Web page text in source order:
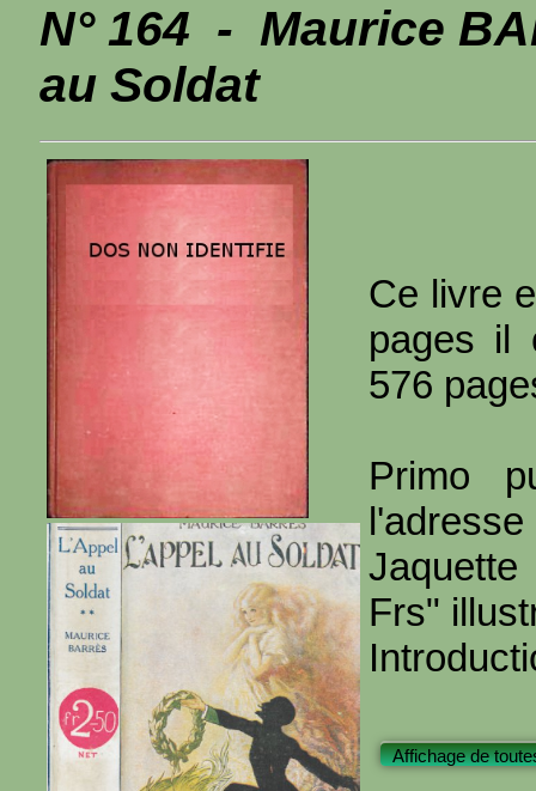
N° 164 - Maurice
au Soldat
Ce livre
pages il
576
Primo
l'adresse
Frs"
Affichage de